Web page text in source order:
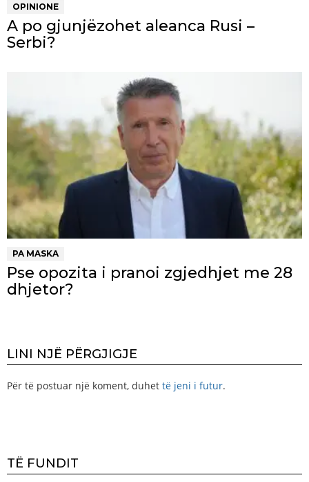
OPINIONE
A po gjunjëzohet aleanca Rusi –
Serbi?
PA MASKA
Pse opozita i pranoi zgjedhjet me 28
dhjetor?
LINI NJË PËRGJIGJE
Për të postuar një koment, duhet të jeni i futur.
TË FUNDIT